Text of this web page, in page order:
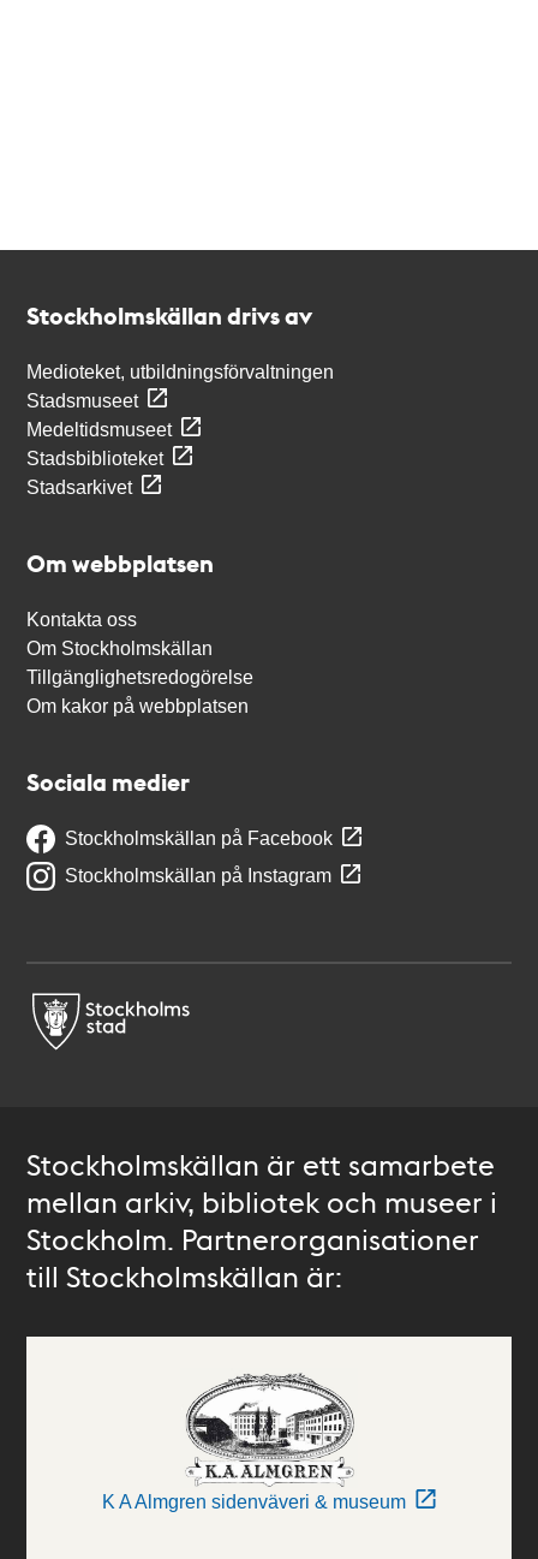
Stockholmskällan drivs av
Medioteket, utbildningsförvaltningen
Stadsmuseet
Medeltidsmuseet
Stadsbiblioteket
Stadsarkivet
Om webbplatsen
Kontakta oss
Om Stockholmskällan
Tillgänglighetsredogörelse
Om kakor på webbplatsen
Sociala medier
Stockholmskällan på Facebook
Stockholmskällan på Instagram
Stockholmskällan är ett samarbete
mellan arkiv, bibliotek och museer i
Stockholm. Partnerorganisationer
till Stockholmskällan är:
K A Almgren sidenväveri & museum